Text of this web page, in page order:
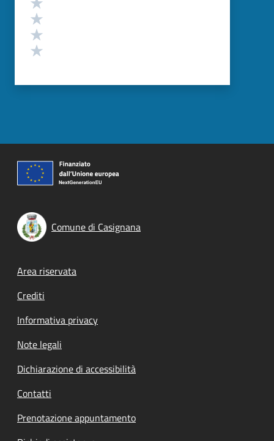
Comune di Casignana
Footer menu
Area riservata
Crediti
Informativa privacy
Note legali
Dichiarazione di accessibilità
Contatti
Prenotazione appuntamento